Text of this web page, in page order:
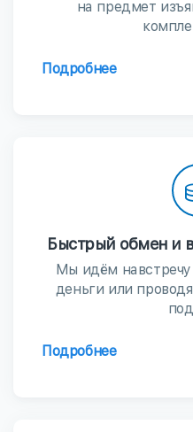
на предмет
Подробнее
Быстрый обмен и
Мы идём
деньги или
Подробнее